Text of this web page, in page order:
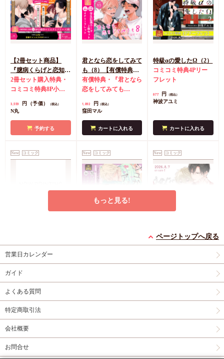
【2冊セット商品】
『臆病くらげと恋知ら
ず【有償】+柴崎さん
のケモノみち【有
約キャンペーン(抽■
2冊セット購入特典・
コミコミ特典8P小冊
2枚
有償特典・『臆病
となの公式同人誌
償特典・『柴崎さんの
アクリルカードキーホ
店舗共通特典ペ
3,559 円（予価） （税込）
N丸
予約する
君となら恋をしてみて
も（8）【有償特典・
学生証風カード2枚セ
ット】
有償特典・『君となら
恋をしてみても
ド2枚セット
1,892 円 （税込）
窪田マル
カートに入れる
特級αの愛したΩ（2）
コミコミ特典4Pリー
フレット
877 円 （税込）
神波アユミ
カートに入れる
New コミック
小冊子＋箔押しA5ア
クリルボード】
有償特典・『エンドロ
ールは地獄まで
（3）』小冊子 有償特
典・『エンドロールは
地獄まで（3）』箔押
しA5アクリルボード
コミコミ特典8P小冊
子 コミコミ特典雑誌
風A5イラストカード
三ツ星しずく
予約する
New コミック
有償特典・『シュガー
コミコミ特典4Pリー
典ミニイラストカード
New コミック
特典・小冊子】
有償特典・『うなじに
New コミック New コミック New コミック
もっと見る!
ページトップへ戻る
営業日カレンダー
ガイド
よくある質問
特定商取引法
会社概要
お問合せ